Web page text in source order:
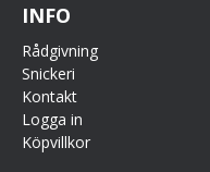
INFO
Rådgivning
Snickeri
Kontakt
Logga in
Köpvillkor